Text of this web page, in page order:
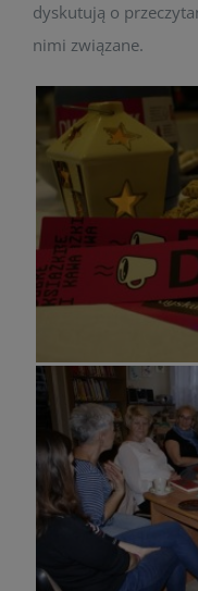
dyskutują o
nimi związane.